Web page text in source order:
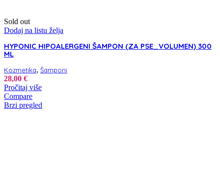
Sold out
Dodaj na listu želja
HYPONIC HIPOALERGENI ŠAMPON (ZA PSE_VOLUMEN) 300
ML
Kozmetika, Šamponi
28,00 €
Pročitaj više
Compare
Brzi pregled